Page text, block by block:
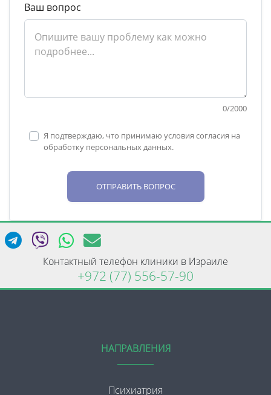
Ваш вопрос
0/2000
Я подтверждаю, что принимаю условия согласия на
обработку персональных данных.
ОТПРАВИТЬ ВОПРОС
Контактный телефон клиники в Израиле
+972 (77) 556-57-90
НАПРАВЛЕНИЯ
Психиатрия